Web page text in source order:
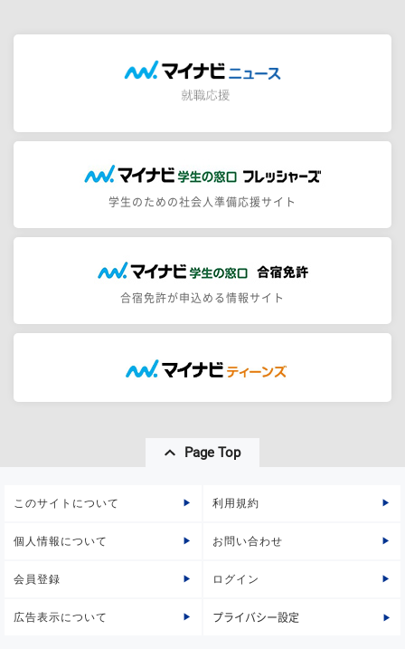
学生のための社会人準備応援サイト
合宿免許が申込める情報サイト
Page Top
このサイトについて 利用規約
個人情報について お問い合わせ
会員登録 ログイン
広告表示について プライバシー設定